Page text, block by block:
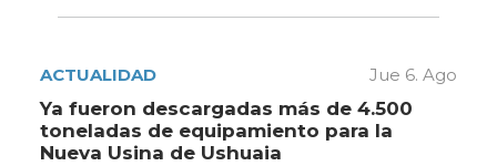
ACTUALIDAD Jue 6. Ago
Ya fueron descargadas más de 4.500
toneladas de equipamiento para la
Nueva Usina de Ushuaia